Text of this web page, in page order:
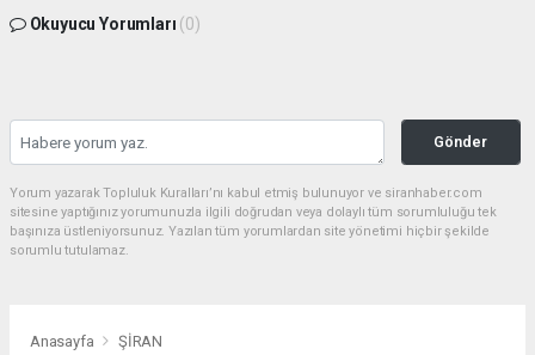
Okuyucu Yorumları (0)
Gönder
Yorum yazarak Topluluk Kuralları’nı kabul etmiş bulunuyor ve siranhaber.com
sitesine yaptığınız yorumunuzla ilgili doğrudan veya dolaylı tüm sorumluluğu tek
başınıza üstleniyorsunuz. Yazılan tüm yorumlardan site yönetimi hiçbir şekilde
sorumlu tutulamaz.
Anasayfa ŞİRAN